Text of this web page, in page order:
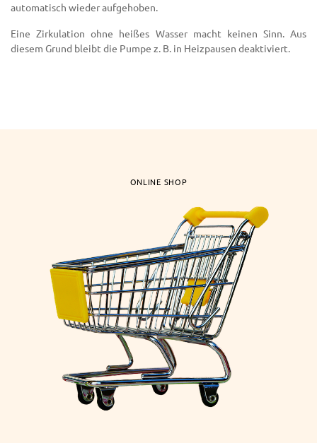
automatisch wieder aufgehoben.
Eine Zirkulation ohne heißes Wasser macht keinen Sinn. Aus
diesem Grund bleibt die Pumpe z. B. in Heizpausen deaktiviert.
ONLINE SHOP